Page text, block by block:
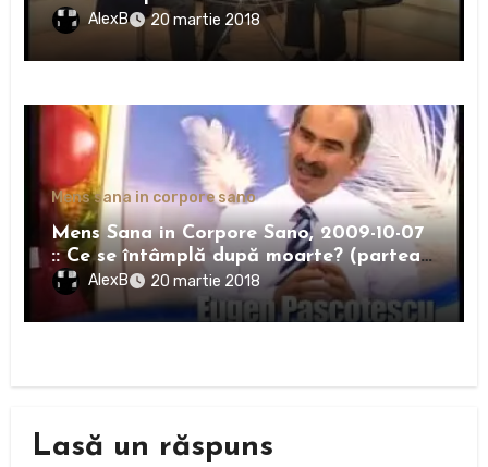
AlexB 20 martie 2018
Mens sana in corpore sano
Mens Sana in Corpore Sano, 2009-10-07
:: Ce se întâmplă după moarte? (partea
1)
AlexB 20 martie 2018
Lasă un răspuns